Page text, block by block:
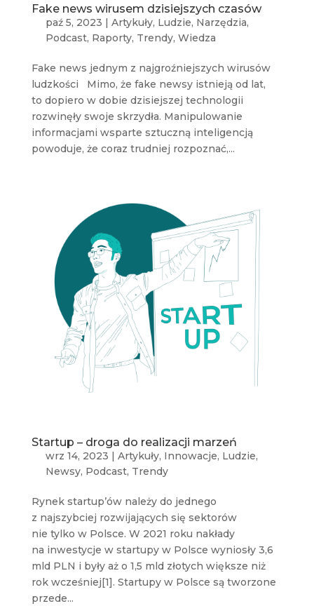
Fake news wirusem dzisiejszych czasów
paź 5, 2023 | Artykuły, Ludzie, Narzędzia,
Podcast, Raporty, Trendy, Wiedza
Fake news jednym z najgroźniejszych wirusów
ludzkości Mimo, że fake newsy istnieją od lat,
to dopiero w dobie dzisiejszej technologii
rozwinęły swoje skrzydła. Manipulowanie
informacjami wsparte sztuczną inteligencją
powoduje, że coraz trudniej rozpoznać,...
Startup – droga do realizacji marzeń
wrz 14, 2023 Artykuły, Innowacje, Ludzie,
Newsy, Podcast, Trendy
Rynek startup’ów należy do jednego
z najszybciej rozwijających się sektorów
nie tylko w Polsce. W 2021 roku nakłady
na inwestycje w startupy w Polsce wyniosły 3,6
mld PLN i były aż o 1,5 mld złotych większe niż
rok wcześniej[1]. Startupy w Polsce są tworzone
przede...